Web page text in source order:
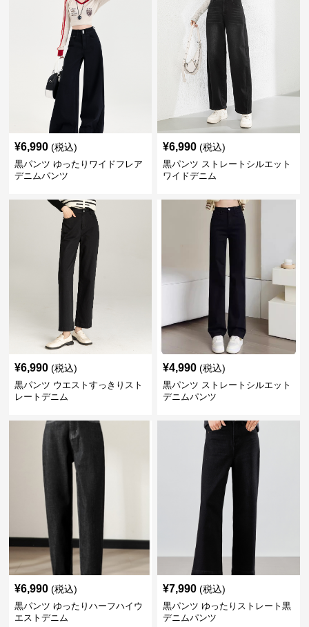
¥6,990 (税込)
黒パンツ ゆったりワイドフレア
デニムパンツ
¥6,990 (税込)
黒パンツ ストレートシルエット
ワイドデニム
¥6,990 (税込)
黒パンツ ウエストすっきりスト
レートデニム
¥4,990 (税込)
黒パンツ ストレートシルエット
デニムパンツ
¥6,990 (税込)
黒パンツ ゆったりハーフハイウ
エストデニム
¥7,990 (税込)
黒パンツ ゆったりストレート黒
デニムパンツ